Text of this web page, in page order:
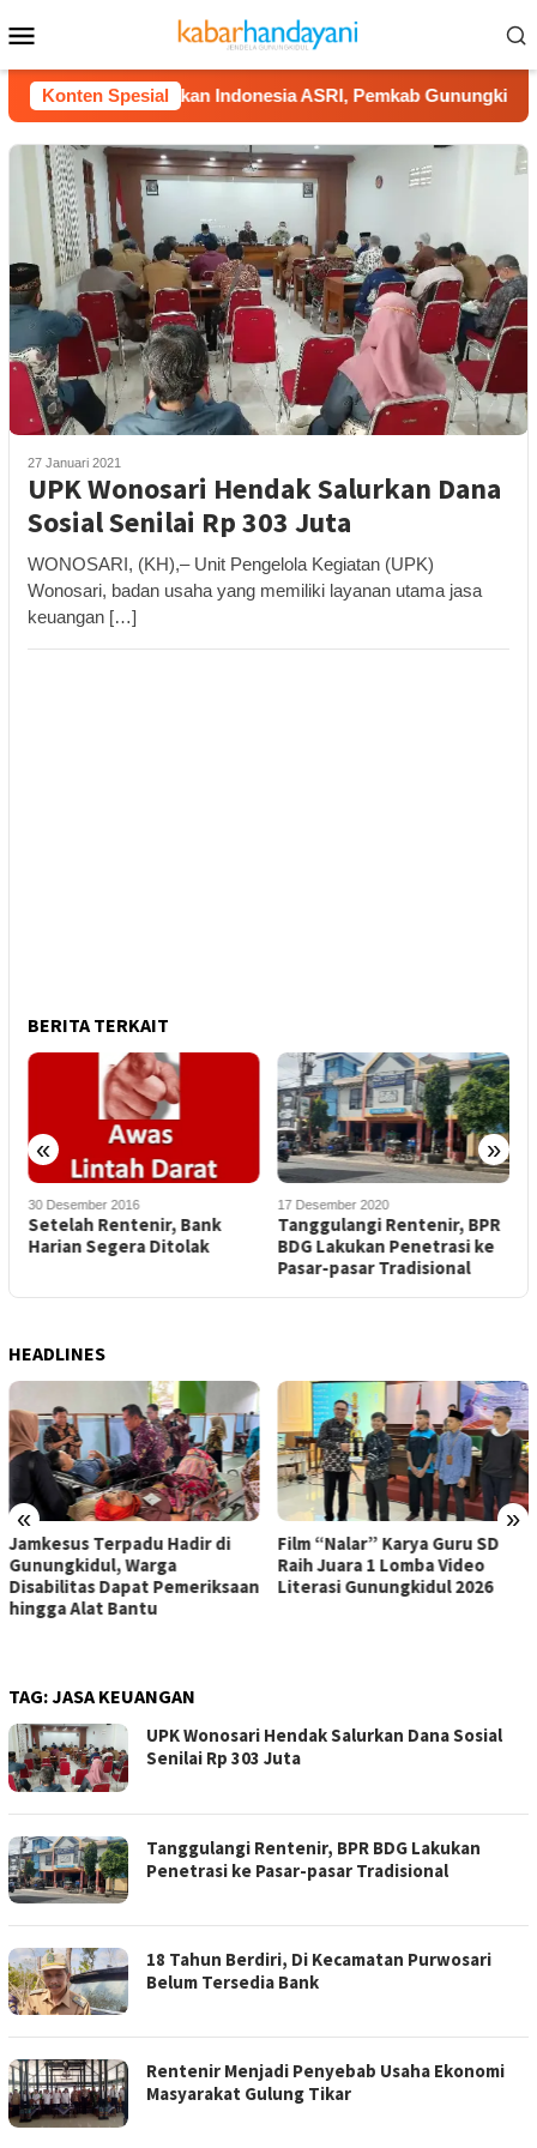
ke
kontenMobile
Konten Spesial
Dukung Gerakan Indonesia ASRI, Pemkab Gunungkidul
27 Januari 2021
UPK Wonosari Hendak Salurkan Dana
Sosial Senilai Rp 303 Juta
WONOSARI, (KH),– Unit Pengelola Kegiatan (UPK)
Wonosari, badan usaha yang memiliki layanan utama jasa
keuangan […]
BERITA TERKAIT
« »
30 Desember 2016
Setelah Rentenir, Bank
Harian Segera Ditolak
17 Desember 2020
Tanggulangi Rentenir, BPR
BDG Lakukan Penetrasi ke
Pasar-pasar Tradisional
HEADLINES
« »
Jamkesus Terpadu Hadir di
Gunungkidul, Warga
Disabilitas Dapat Pemeriksaan
hingga Alat Bantu
Film “Nalar” Karya Guru SD
Raih Juara 1 Lomba Video
Literasi Gunungkidul 2026
TAG:JASA KEUANGAN
UPK Wonosari Hendak Salurkan Dana Sosial
Senilai Rp 303 Juta
Tanggulangi Rentenir, BPR BDG Lakukan
Penetrasi ke Pasar-pasar Tradisional
18 Tahun Berdiri, Di Kecamatan Purwosari
Belum Tersedia Bank
Rentenir Menjadi Penyebab Usaha Ekonomi
Masyarakat Gulung Tikar